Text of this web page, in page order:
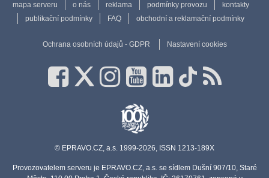
mapa serveru o nás reklama podmínky provozu
kontakty
publikační podmínky
FAQ obchodní a reklamační podmínky
Ochrana osobních údajů - GDPR Nastavení cookies
© EPRAVO.CZ, a.s. 1999-2026, ISSN 1213-189X
Provozovatelem serveru je EPRAVO.CZ, a.s. se sídlem Dušní 907/10, Staré